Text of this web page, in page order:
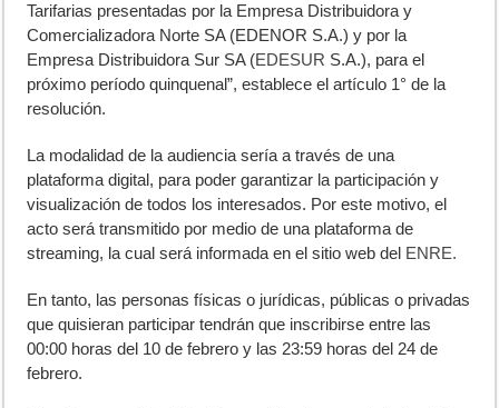
Tarifarias presentadas por la Empresa Distribuidora y
Comercializadora Norte SA (EDENOR S.A.) y por la
Empresa Distribuidora Sur SA (EDESUR S.A.), para el
próximo período quinquenal”, establece el artículo 1° de la
resolución.
La modalidad de la audiencia sería a través de una
plataforma digital, para poder garantizar la participación y
visualización de todos los interesados. Por este motivo, el
acto será transmitido por medio de una plataforma de
streaming, la cual será informada en el sitio web del ENRE.
En tanto, las personas físicas o jurídicas, públicas o privadas
que quisieran participar tendrán que inscribirse entre las
00:00 horas del 10 de febrero y las 23:59 horas del 24 de
febrero.